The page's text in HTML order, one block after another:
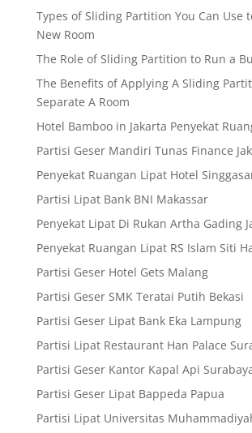
Types of Sliding Partition You Can Use
New Room
The Role of Sliding Partition to Run a
The Benefits of Applying A Sliding
Separate A Room
Hotel Bamboo in Jakarta Penyekat
Partisi Geser Mandiri Tunas Finance
Penyekat Ruangan Lipat Hotel
Partisi Lipat Bank BNI Makassar
Penyekat Lipat Di Rukan Artha Gading
Penyekat Ruangan Lipat RS Islam Siti
Partisi Geser Hotel Gets Malang
Partisi Geser SMK Teratai Putih Bekasi
Partisi Geser Lipat Bank Eka Lampung
Partisi Lipat Restaurant Han Palace
Partisi Geser Kantor Kapal Api
Partisi Geser Lipat Bappeda Papua
Partisi Lipat Universitas